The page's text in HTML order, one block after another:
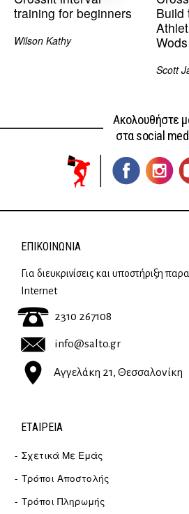
training for beginners
Wilson Kathy
Build
Wods
Scott
Ακολουθήστε
στα social
ΕΠΙΚΟΙΝΩΝΊΑ
Για διευκρινίσεις και υποστήριξη
Internet
2310 267108
info@salto.gr
Αγγελάκη 21, Θεσσαλονίκη
ΕΤΑΙΡΕΊΑ
Σχετικά Με Εμάς
Τρόποι Αποστολής
Τρόποι Πληρωμής